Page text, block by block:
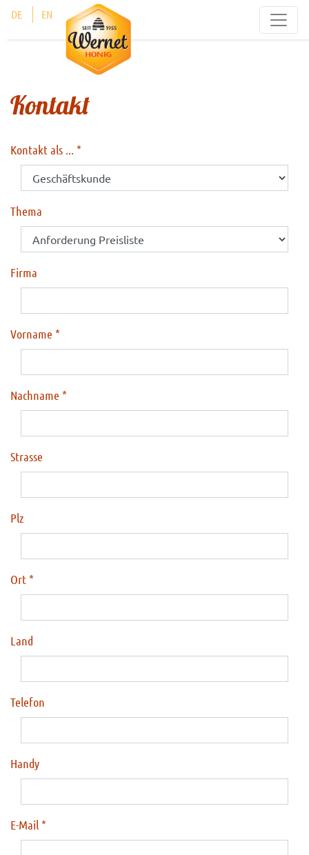
DE EN
Kontakt
Kontakt als ...
Thema
Firma
Vorname
Nachname
Strasse
Plz
Ort
Land
Telefon
Handy
E-Mail
Cookie-Einstellungen